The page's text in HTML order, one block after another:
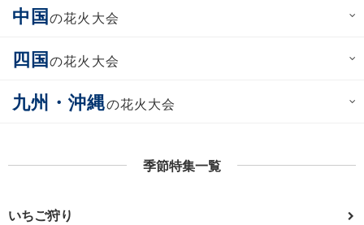
中国の花火大会
四国の花火大会
九州・沖縄の花火大会
季節特集一覧
いちご狩り